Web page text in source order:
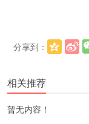
分享到：
相关推荐
暂无内容！